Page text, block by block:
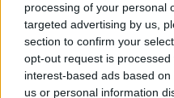
processing of your personal
targeted advertising by us,
section to confirm your
opt-out request is
interest-based ads based
us or personal information
Fürdetés: Hogyan és
Huminsav: a
Karomápolás